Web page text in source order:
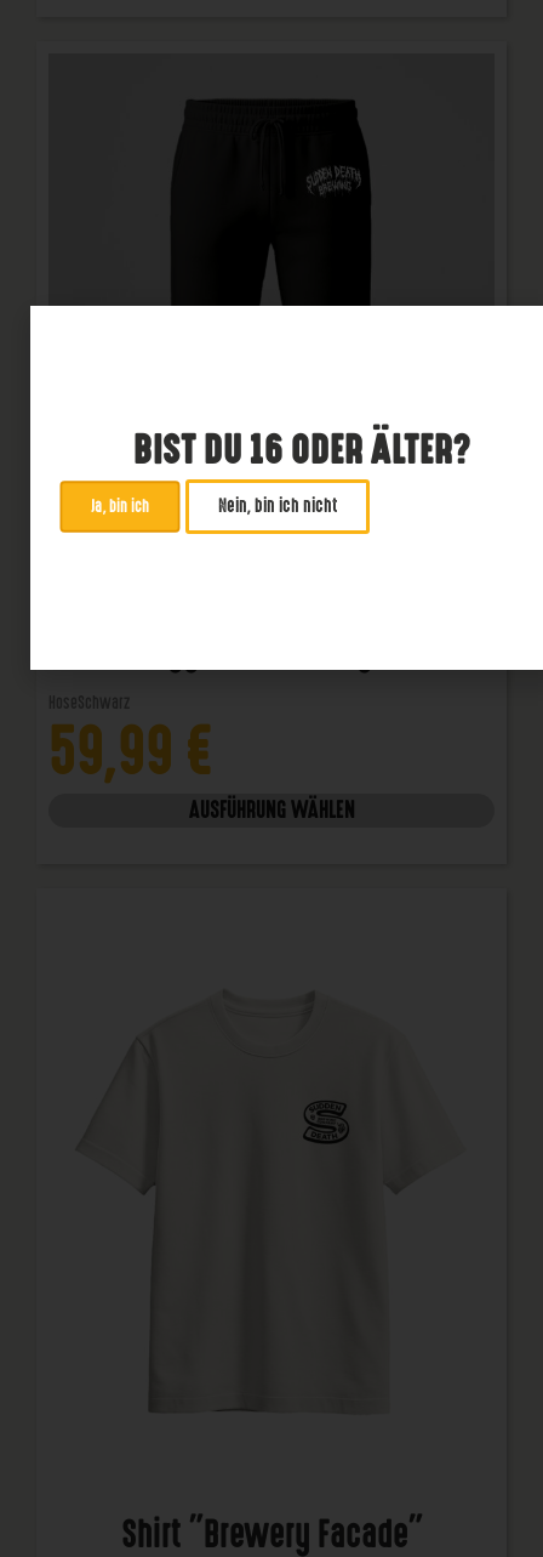
Hose Schwarz
59,99 €
AUSFÜHRUNG WÄHLEN
Shirt "Brewery Facade"
BIST DU 16 ODER ÄLTER?
Ja, bin ich Nein, bin ich nicht